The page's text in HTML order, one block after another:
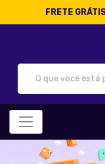
FRETE